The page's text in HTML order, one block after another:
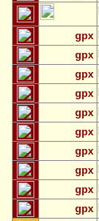
gpx
gpx
gpx
gpx
gpx
gpx
gpx
gpx
gpx
gpx